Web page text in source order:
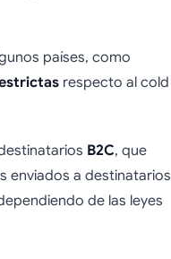
países, como
respecto al cold
B2C, que
enviados a destinatarios
de las leyes